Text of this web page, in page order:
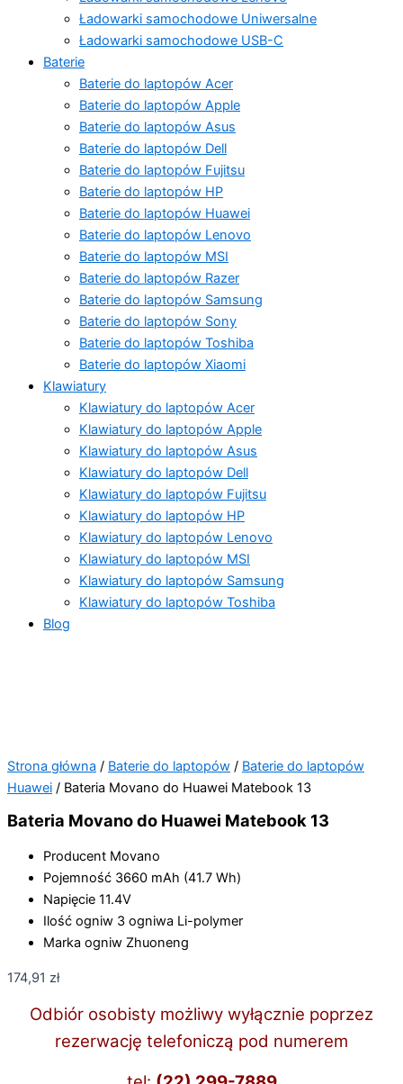
Ładowarki samochodowe Uniwersalne
Ładowarki samochodowe USB-C
Baterie
Baterie do laptopów Acer
Baterie do laptopów Apple
Baterie do laptopów Asus
Baterie do laptopów Dell
Baterie do laptopów Fujitsu
Baterie do laptopów HP
Baterie do laptopów Huawei
Baterie do laptopów Lenovo
Baterie do laptopów MSI
Baterie do laptopów Razer
Baterie do laptopów Samsung
Baterie do laptopów Sony
Baterie do laptopów Toshiba
Baterie do laptopów Xiaomi
Klawiatury
Klawiatury do laptopów Acer
Klawiatury do laptopów Apple
Klawiatury do laptopów Asus
Klawiatury do laptopów Dell
Klawiatury do laptopów Fujitsu
Klawiatury do laptopów HP
Klawiatury do laptopów Lenovo
Klawiatury do laptopów MSI
Klawiatury do laptopów Samsung
Klawiatury do laptopów Toshiba
Blog
Strona główna / Baterie do laptopów / Baterie do laptopów
Huawei / Bateria Movano do Huawei Matebook 13
Bateria Movano do Huawei Matebook 13
Producent Movano
Pojemność 3660 mAh (41.7 Wh)
Napięcie 11.4V
Ilość ogniw 3 ogniwa Li-polymer
Marka ogniw Zhuoneng
174,91 zł
Odbiór osobisty możliwy wyłącznie poprzez
rezerwację telefoniczą pod numerem